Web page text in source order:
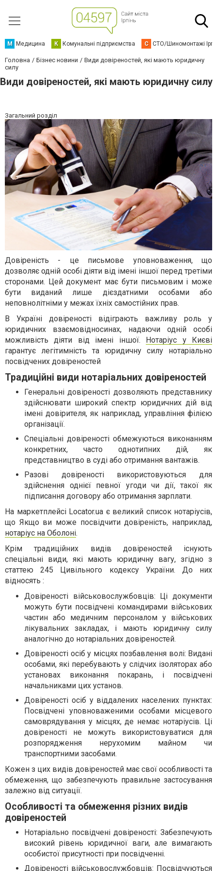
М Медицина К Комунальні підприємства С СТО/Шиномонтажі
Головна Бізнес новини
Види довіреностей, які мають юридичну
силу
Види довіреностей, які мають юридичну силу
Загальний розділ
Довіреність - це письмове уповноваження, що
дозволяє одній особі діяти від імені іншої перед третіми
сторонами. Цей документ має бути письмовим і може
бути виданий лише дієздатними особами або
неповнолітніми у межах їхніх самостійних прав.
В Україні довіреності відіграють важливу роль у
юридичних взаємовідносинах, надаючи одній особі
можливість діяти від імені іншої.
Нотаріус у Києві
гарантує легітимність та юридичну силу нотаріально
посвідчених довіреностей
Традиційні види нотаріальних довіреностей
Генеральні довіреності дозволяють представнику
здійснювати широкий спектр юридичних дій від
імені довірителя, як наприклад, управління філією
організації.
Спеціальні довіреності обмежуються виконанням
конкретних, часто однотипних дій, як
представництво в суді або отримання вантажів.
Разові довіреності використовуються для
здійснення однієї певної угоди чи дії, такої як
підписання договору або отримання зарплати.
На маркетплейсі Locator.ua є великий список нотаріусів,
що Якщо ви може посвідчити довіреність, наприклад,
нотаріус на Оболоні.
Крім традиційних видів довіреностей існують
спеціальні види, які мають юридичну вагу, згідно з
статтею 245 Цивільного кодексу України. До них
відносять :
Довіреності військовослужбовців: Ці документи
можуть бути посвідчені командирами військових
частин або медичним персоналом у військових
лікувальних закладах, і мають юридичну силу
аналогічно до нотаріальних довіреностей.
Довіреності осіб у місцях позбавлення волі: Видані
особами, які перебувають у слідчих ізоляторах або
установах виконання покарань, і посвідчені
начальниками цих установ.
Довіреності осіб у віддалених населених пунктах:
Посвідчені уповноваженими особами місцевого
самоврядування у місцях, де немає нотаріусів. Ці
довіреності не можуть використовуватися для
розпорядження нерухомим майном чи
транспортними засобами.
Кожен з цих видів довіреностей має свої особливості та
обмеження, що забезпечують правильне застосування
залежно від ситуації.
Особливості та обмеження різних видів
довіреностей
Нотаріально посвідчені довіреності: Забезпечують
високий рівень юридичної ваги, але вимагають
особистої присутності при посвідченні.
Довіреності військовослужбовців: Посвідчуються